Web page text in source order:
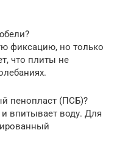
фиксацию, но только
что плиты не
пенопласт (ПСБ)?
впитывает воду. Для